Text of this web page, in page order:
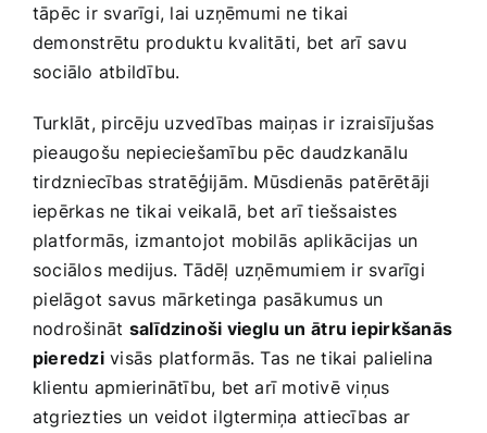
tāpēc ir svarīgi, lai uzņēmumi ne tikai
demonstrētu produktu kvalitāti, bet‍ arī ⁢savu
sociālo ​atbildību.
Turklāt, ⁢pircēju ‌uzvedības maiņas ir⁤ izraisījušas
pieaugošu⁣ nepieciešamību ⁤pēc daudzkanālu
tirdzniecības stratēģijām. Mūsdienās patērētāji
iepērkas ne tikai veikalā, bet arī tiešsaistes
platformās, izmantojot mobilās⁢ aplikācijas ⁣un
sociālos medijus. Tādēļ uzņēmumiem ir svarīgi
⁤pielāgot savus mārketinga ⁣pasākumus un‍
nodrošināt salīdzinoši vieglu un ⁤ātru iepirkšanās
pieredzivisās platformās. ​Tas⁢ ne tikai palielina
klientu apmierinātību, bet arī‍ motivē viņus
atgriezties un veidot ilgtermiņa attiecības ar